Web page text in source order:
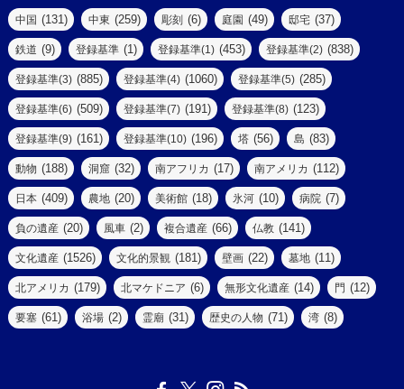
(5)
(39)
(290)
(7)
(6)
(3)
(3)
(6)
(8)
(14)
(61)
(9)
(2)
(17)
(8)
(73)
(11)
(18)
(8)
(4)
(8)
(2)
(2)
(10)
(1)
(1)
(3)
(47)
(2)
(1)
(2)
中国 (131) 中東 (259) 彫刻 (6) 庭園 (49) 邸宅 (37)
鉄道 (9) 登録基準 (1) 登録基準(1) (453) 登録基準(2) (838)
登録基準(3) (885) 登録基準(4) (1060) 登録基準(5) (285)
登録基準(6) (509) 登録基準(7) (191) 登録基準(8) (123)
登録基準(9) (161) 登録基準(10) (196) 塔 (56) 島 (83)
動物 (188) 洞窟 (32) 南アフリカ (17) 南アメリカ (112)
日本 (409) 農地 (20) 美術館 (18) 氷河 (10) 病院 (7)
負の遺産 (20) 風車 (2) 複合遺産 (66) 仏教 (141)
文化遺産 (1526) 文化的景観 (181) 壁画 (22) 墓地 (11)
北アメリカ (179) 北マケドニア (6) 無形文化遺産 (14) 門 (12)
要塞 (61) 浴場 (2) 霊廟 (31) 歴史の人物 (71) 湾 (8)